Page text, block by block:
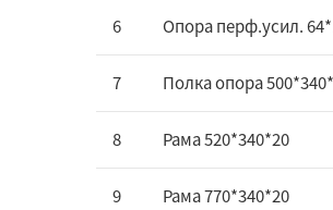
6 Опора перф.усил.
7 Полка опора
8 Рама 520*340*20
9 Рама 770*340*20